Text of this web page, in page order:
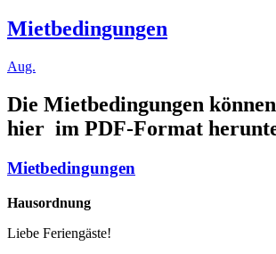
Mietbedingungen
Aug.
Die Mietbedingungen
hier im PDF-Format
Mietbedingungen
Hausordnung
Liebe Feriengäste!